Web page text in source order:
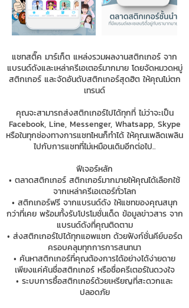
แชทสติ๊ค มาร์เก็ต แหล่งรวมผลงานสติกเกอร์ จาก
แบรนด์ดังและเหล่าครีเอเตอร์มากมาย โดยจัดหมวดหมู่
สติกเกอร์ และจัดอันดับสติกเกอร์สุดฮิต ให้คุณไม่ตก
เทรนด์
คุณจะสามารถส่งสติกเกอร์ไปได้ทุกที่ ไม่ว่าจะเป็น
Facebook, Line, Messenger, Whatsapp, Skype
หรือในทุกช่องทางการแชทไหนก็ทำได้ ให้คุณเพลิดเพลิน
ไปกับการแชทที่ไม่เหมือนเดิมอีกต่อไป..
ฟีเจอร์หลัก
• ตลาดสติกเกอร์ สติกเกอร์มากมายให้คุณได้เลือกใช้
จากเหล่าครีเอเตอร์ทั่วโลก
• สติกเกอร์ฟรี จากแบรนด์ดัง ให้แชทของคุณสนุก
กว่าที่เคย พร้อมทั้งรับโปรโมชั่นเด็ด ข้อมูลข่าวสาร จาก
แบรนด์ดังที่คุณติดตาม
• ส่งสติกเกอร์ไปได้ทุกแอพแชท ด้วยฟังก์ชั่นคีย์บอร์ด
ครอบคลุมทุกการการสนทนา
• ค้นหาสติกเกอร์ที่คุณต้องการได้อย่างได้ง่ายดาย
เพียงแค่ค้นชื่อสติกเกอร์ หรือชื่อครีเตอร์ในดวงใจ
• ระบบการซื้อสติกเกอร์ด้วยเหรียญที่สะดวกและ
ปลอดภัย